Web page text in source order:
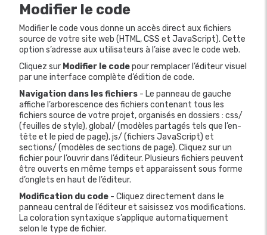
Modifier le code
Modifier le code vous donne un accès direct aux fichiers
source de votre site web (HTML, CSS et JavaScript). Cette
option s’adresse aux utilisateurs à l’aise avec le code web.
Cliquez sur Modifier le codepour remplacer l’éditeur visuel
par une interface complète d’édition de code.
Navigation dans les fichiers - Le panneau de gauche
affiche l’arborescence des fichiers contenant tous les
fichiers source de votre projet, organisés en dossiers : css/
(feuilles de style), global/ (modèles partagés tels que l’en-
tête et le pied de page), js/ (fichiers JavaScript) et
sections/ (modèles de sections de page). Cliquez sur un
fichier pour l’ouvrir dans l’éditeur. Plusieurs fichiers peuvent
être ouverts en même temps et apparaissent sous forme
d’onglets en haut de l’éditeur.
Modification du code - Cliquez directement dans le
panneau central de l’éditeur et saisissez vos modifications.
La coloration syntaxique s’applique automatiquement
selon le type de fichier.